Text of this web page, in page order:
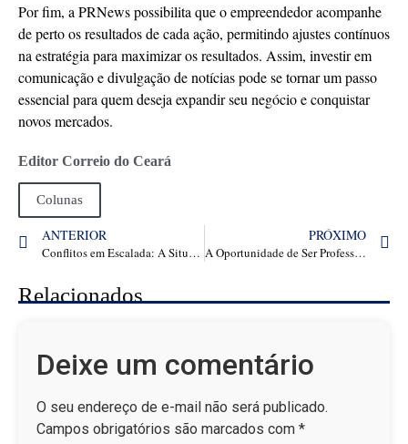
Por fim, a PRNews possibilita que o empreendedor acompanhe
de perto os resultados de cada ação, permitindo ajustes contínuos
na estratégia para maximizar os resultados. Assim, investir em
comunicação e divulgação de notícias pode se tornar um passo
essencial para quem deseja expandir seu negócio e conquistar
novos mercados.
Editor Correio do Ceará
Colunas
ANTERIOR
Conflitos em Escalada: A Situação do Hamas, Hezbollah, Houthis e Irã
PRÓXIMO
A Oportunidade de Ser Professor Independente em Plataformas Digitais: Crescimento Profissional no Brasil e no Mundo
Relacionados
Deixe um comentário
O seu endereço de e-mail não será publicado.
Campos obrigatórios são marcados com *